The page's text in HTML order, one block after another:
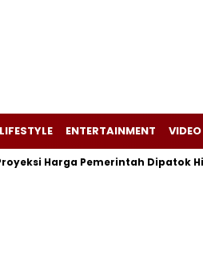
LIFESTYLE ENTERTAINMENT VIDEO
Pemerintah Dipatok Hingga